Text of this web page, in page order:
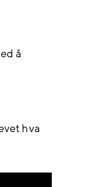
å
hva